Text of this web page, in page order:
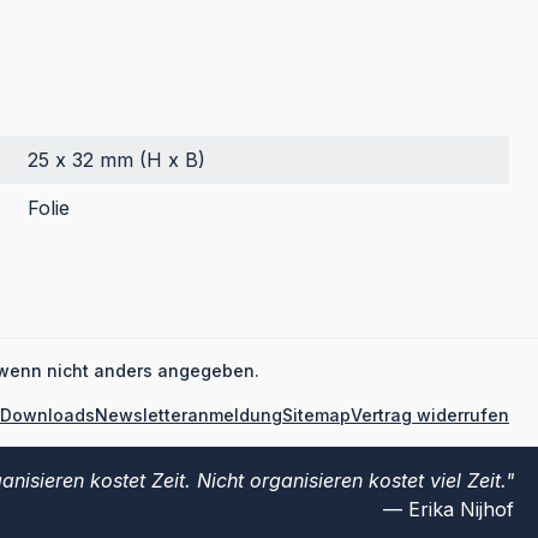
25 x 32 mm (H x B)
Folie
nicht anders angegeben.
DownloadsNewsletteranmeldungSitemapVertrag widerrufen
kostet Zeit. Nicht organisieren kostet viel Zeit.
Erika Nijhof